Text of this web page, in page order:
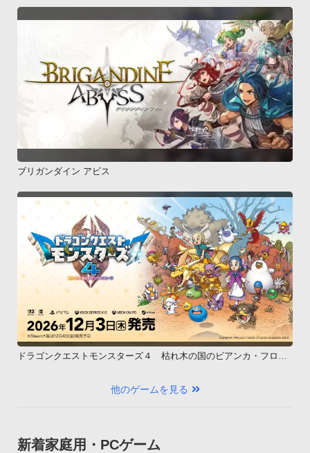
ブリガンダイン アビス
ドラゴンクエストモンスターズ４ 枯れ木の国のビアンカ・フロー
他のゲームを見る
新着家庭用・PCゲーム